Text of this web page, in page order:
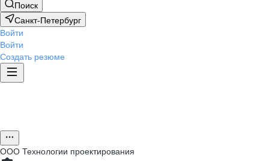
Поиск
Санкт-Петербург
Войти
Войти
Создать резюме
ООО Технологии проектирования